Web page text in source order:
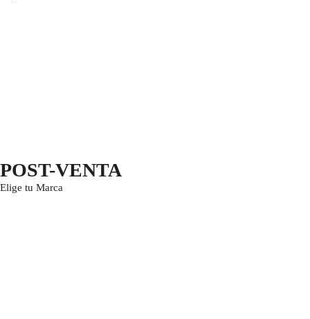
POST-VENTA
Elige tu Marca